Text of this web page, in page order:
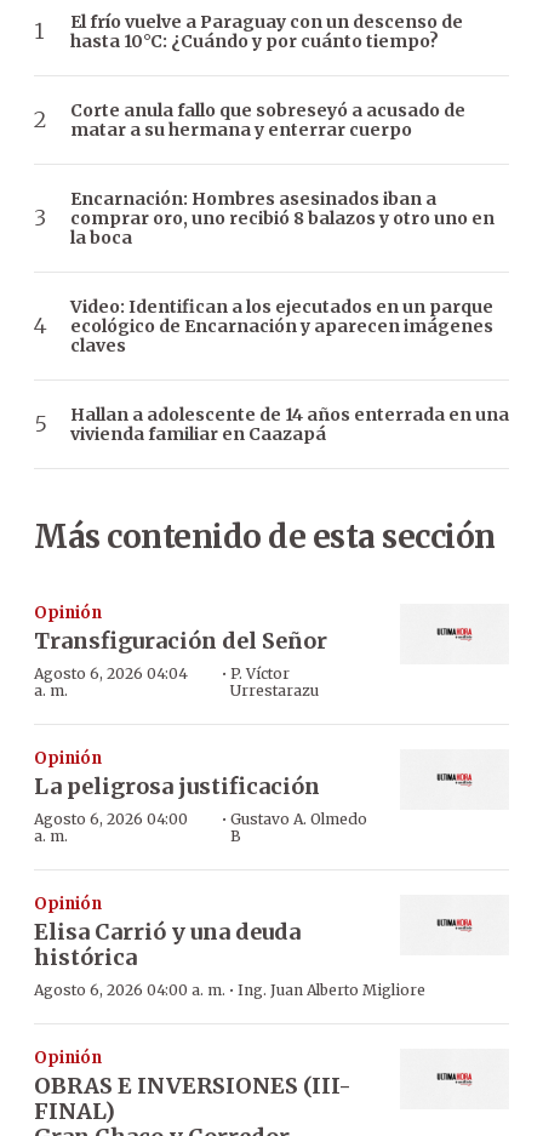
El frío vuelve a Paraguay con un descenso de
hasta 10°C: ¿Cuándo y por cuánto tiempo?
Corte anula fallo que sobreseyó a acusado de
matar a su hermana y enterrar cuerpo
Encarnación: Hombres asesinados iban a
comprar oro, uno recibió 8 balazos y otro uno en
la boca
Video: Identifican a los ejecutados en un parque
ecológico de Encarnación y aparecen imágenes
claves
Hallan a adolescente de 14 años enterrada en una
vivienda familiar en Caazapá
Más contenido de esta sección
Opinión
Transfiguración del Señor
Agosto 6, 2026 04:04
a. m.
· P. Víctor
Urrestarazu
Opinión
La peligrosa justificación
Agosto 6, 2026 04:00
a. m.
· Gustavo A. Olmedo
B
Opinión
Elisa Carrió y una deuda
histórica
Agosto 6, 2026 04:00 a. m. · Ing. Juan Alberto Migliore
Opinión
OBRAS E INVERSIONES (III-
FINAL)